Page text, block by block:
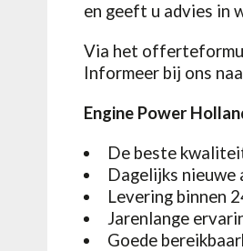
en geeft u advies in
Via het
Informeer bij ons
Engine Power
De beste
Dagelijks nieuwe
Levering binnen
Jarenlange
Goede